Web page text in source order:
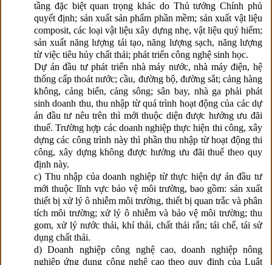
tầng đặc biệt quan trọng khác do Thủ tướng Chính phủ
quyết định; sản xuất sản phẩm phần mềm; sản xuất vật liệu
composit, các loại vật liệu xây dựng nhẹ, vật liệu quý hiếm;
sản xuất năng lượng tái tạo, năng lượng sạch, năng lượng
từ việc tiêu hủy chất thải; phát triển công nghệ sinh học.
Dự án đầu tư phát triển nhà máy nước, nhà máy điện, hệ
thống cấp thoát nước; cầu, đường bộ, đường sắt; cảng hàng
không, cảng biển, cảng sông; sân bay, nhà ga phải phát
sinh doanh thu, thu nhập từ quá trình hoạt động của các dự
án đầu tư nêu trên thì mới thuộc diện được hưởng ưu đãi
thuế. Trường hợp các doanh nghiệp thực hiện thi công, xây
dựng các công trình này thì phần thu nhập từ hoạt động thi
công, xây dựng không được hưởng ưu đãi thuế theo quy
định này.
c) Thu nhập của doanh nghiệp từ thực hiện dự án đầu tư
mới thuộc lĩnh vực bảo vệ môi trường, bao gồm: sản xuất
thiết bị xử lý ô nhiễm môi trường, thiết bị quan trắc và phân
tích môi trường; xử lý ô nhiễm và bảo vệ môi trường; thu
gom, xử lý nước thải, khí thải, chất thải rắn; tái chế, tái sử
dụng chất thải.
d) Doanh nghiệp công nghệ cao, doanh nghiệp nông
nghiệp ứng dụng công nghệ cao theo quy định của Luật